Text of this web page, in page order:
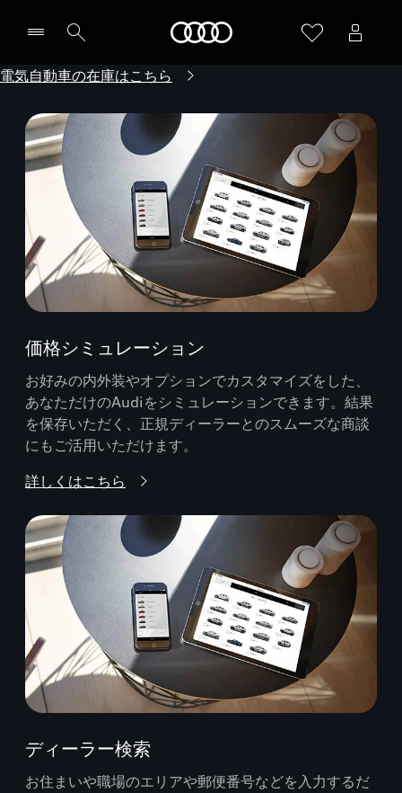
電気自動車の在庫はこちら
価格シミュレーション
お好みの内外装やオプションでカスタマイズをした、
あなただけのAudiをシミュレーションできます。結果
を保存いただく、正規ディーラーとのスムーズな商談
にもご活用いただけます。
詳しくはこちら
ディーラー検索
お住まいや職場のエリアや郵便番号などを入力するだ